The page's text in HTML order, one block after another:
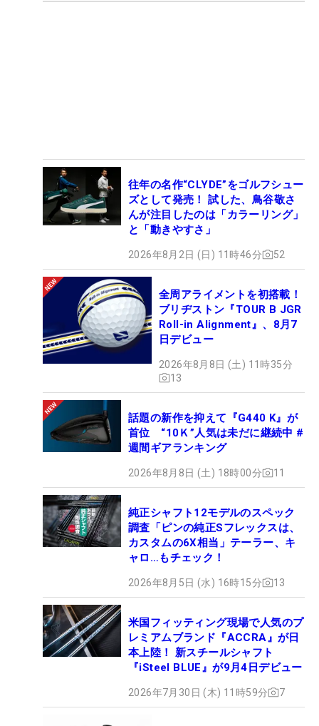
往年の名作“CLYDE”をゴルフシュー
ズとして発売！ 試した、鳥谷敬さ
んが注目したのは「カラーリング」
と「動きやすさ」
2026年8月2日 (日) 11時46分 52
全周アライメントを初搭載！
ブリヂストン『TOUR B JGR
Roll-in Alignment』、8月7
日デビュー
2026年8月8日 (土) 11時35分
13
話題の新作を抑えて『G440 K』が
首位 “10Ｋ”人気は未だに継続中 #
週間ギアランキング
2026年8月8日 (土) 18時00分 11
純正シャフト12モデルのスペック
調査「ピンの純正Sフレックスは、
カスタムの6X相当」テーラー、キ
ャロ…もチェック！
2026年8月5日 (水) 16時15分 13
米国フィッティング現場で人気のプ
レミアムブランド『ACCRA』が日
本上陸！ 新スチールシャフト
『iSteel BLUE』が9月4日デビュー
2026年7月30日 (木) 11時59分 7